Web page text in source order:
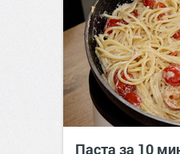
Паста за 10